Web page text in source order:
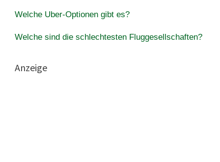
Welche Uber-Optionen gibt es?
Welche sind die schlechtesten Fluggesellschaften?
Anzeige